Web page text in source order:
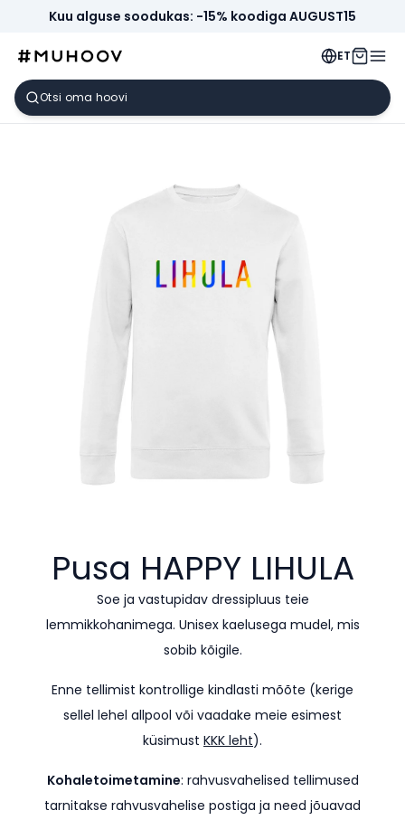
Kuu alguse soodukas: -15% koodiga AUGUST15
ET
Pusa HAPPY LIHULA
Soe ja vastupidav dressipluus teie
lemmikkohanimega. Unisex kaelusega mudel, mis
sobib kõigile.
Enne tellimist kontrollige kindlasti mõõte (kerige
sellel lehel allpool või vaadake meie esimest
küsimust KKK leht).
Kohaletoimetamine: rahvusvahelised tellimused
tarnitakse rahvusvahelise postiga ja need jõuavad